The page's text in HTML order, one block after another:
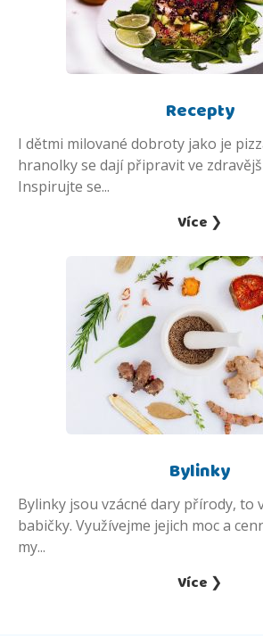
Recepty
I dětmi milované dobroty jako je
hranolky se dají připravit ve
Inspirujte se...
Více ❯
Bylinky
Bylinky jsou vzácné dary přírody, to
babičky. Využívejme jejich moc a
my...
Více ❯